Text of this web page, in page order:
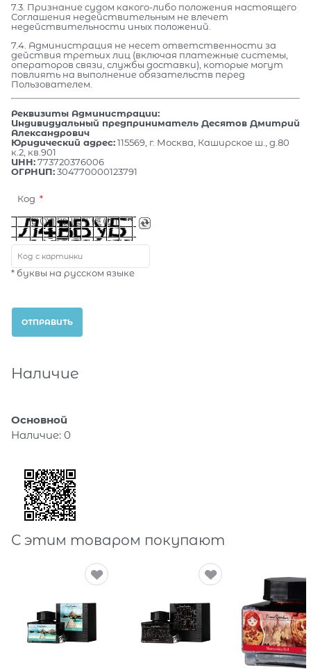
7.3. Признание судом какого-либо положения настоящего
Соглашения недействительным не влечет
недействительности иных положений.
7.4. Администрация не несет ответственности за
действия третьих лиц (включая платежные системы,
операторов связи, службы доставки), которые могут
повлиять на выполнение обязательств перед
Пользователем.
Реквизиты Администрации:
Индивидуальный предприниматель Десятов Дмитрий
Александрович
Юридический адрес:115569, г. Москва, Каширское ш., д.80
к.2, кв.901
ИНН:773720376006
ОГРНИП:304770000123791
Код
* буквы на русском языке
Наличие
Основной
Наличие: 0
С этим товаром покупают